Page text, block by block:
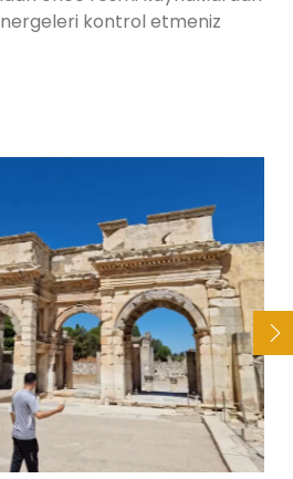
kontrol etmeniz